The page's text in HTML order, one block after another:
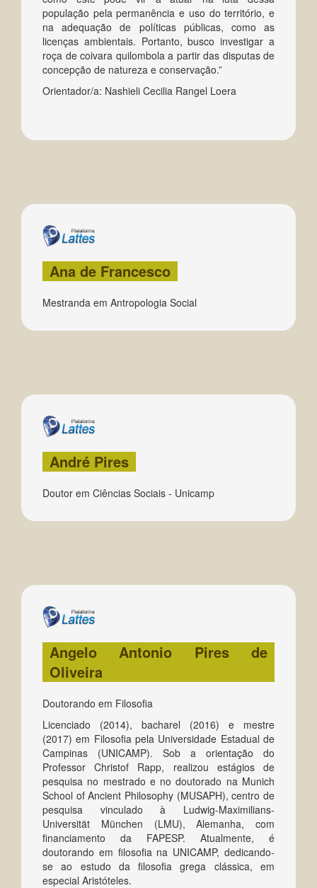
população pela permanência e uso do território, e
na adequação de políticas públicas, como as
licenças ambientais. Portanto, busco investigar a
roça de coivara quilombola a partir das disputas de
concepção de natureza e conservação.”
Orientador/a: Nashieli Cecilia Rangel Loera
Ana de Francesco
Mestranda em Antropologia Social
André Pires
Doutor em Ciências Sociais - Unicamp
Angelo Antonio Pires de
Oliveira
Doutorando em Filosofia
Licenciado (2014), bacharel (2016) e mestre
(2017) em Filosofia pela Universidade Estadual de
Campinas (UNICAMP). Sob a orientação do
Professor Christof Rapp, realizou estágios de
pesquisa no mestrado e no doutorado na Munich
School of Ancient Philosophy (MUSAPH), centro de
pesquisa vinculado à Ludwig-Maximilians-
Universität München (LMU), Alemanha, com
financiamento da FAPESP. Atualmente, é
doutorando em filosofia na UNICAMP, dedicando-
se ao estudo da filosofia grega clássica, em
especial Aristóteles.